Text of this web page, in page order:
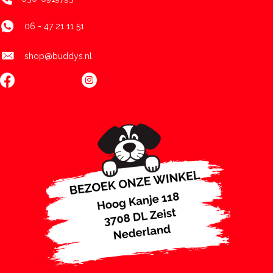
06 - 47 21 11 51
shop@buddys.nl